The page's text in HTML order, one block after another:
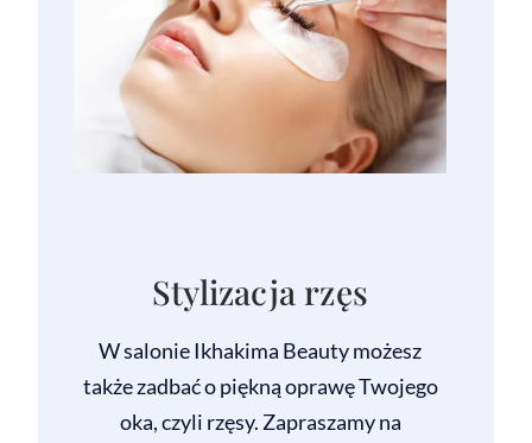
Stylizacja rzęs
W salonie Ikhakima Beauty możesz
także zadbać o piękną oprawę Twojego
oka, czyli rzęsy. Zapraszamy na